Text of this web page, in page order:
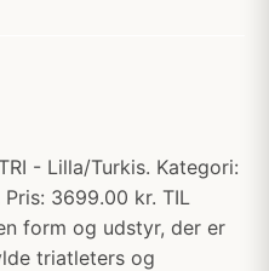
- Lilla/Turkis. Kategori:
3699.00 kr. TIL
form og udstyr, der er
triatleters og